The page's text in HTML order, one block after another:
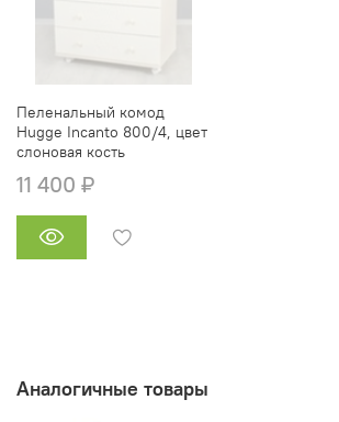
Пеленальный комод
Hugge Incanto 800/4, цвет
слоновая кость
11 400 ₽
Аналогичные товары